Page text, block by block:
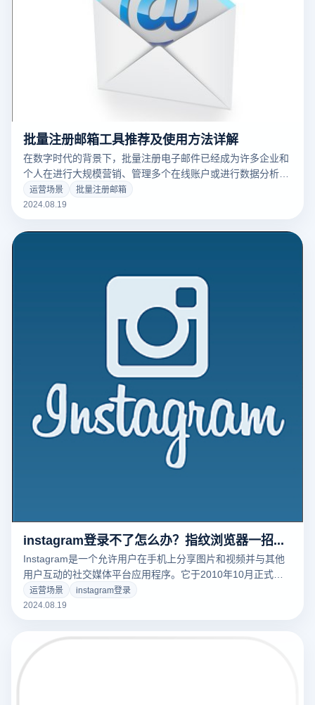
批量注册邮箱工具推荐及使用方法详解
在数字时代的背景下，批量注册电子邮件已经成为许多企业和
个人在进行大规模营销、管理多个在线账户或进行数据分析时
的关键策略。然而，批量注册电子邮件不仅操作复杂，还需有
效防止账户被限制或封禁。选择合适的工具和掌握正确的使用
解析它们的使用方法，帮助用户高效、安全地完成批量注册任
运营场景
批量注册邮箱
2024.08.19
instagram登录不了怎么办？指纹浏览器一招解决
Instagram是一个允许用户在手机上分享图片和视频并与其他
用户互动的社交媒体平台应用程序。它于2010年10月正式推
出，最初只是一个用于分享图片的应用程序，但后来逐渐增加
了视频、故事、直播等功能。然而，有时你可能会面临一个令
绍怎么进行Instagram登录并注册一个新帐户。
运营场景
instagram登录
2024.08.19